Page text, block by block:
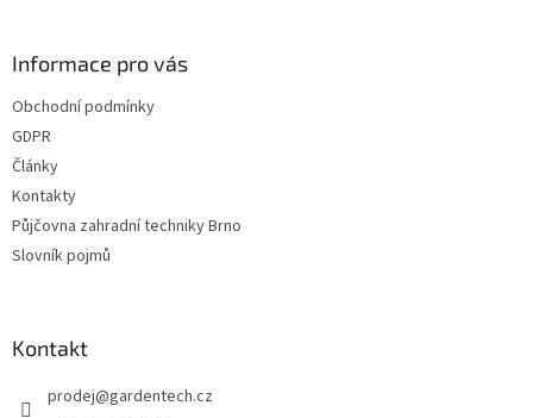
Informace pro vás
Obchodní podmínky
GDPR
Články
Kontakty
Půjčovna zahradní techniky Brno
Slovník pojmů
Kontakt
prodej@gardentech.cz